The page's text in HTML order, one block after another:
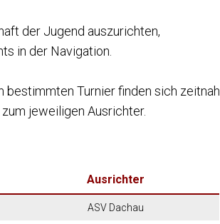
der Jugend auszurichten,
in der Navigation.
bestimmten Turnier finden sich zeitnah
jeweiligen Ausrichter.
Ausrichter
ASV Dachau